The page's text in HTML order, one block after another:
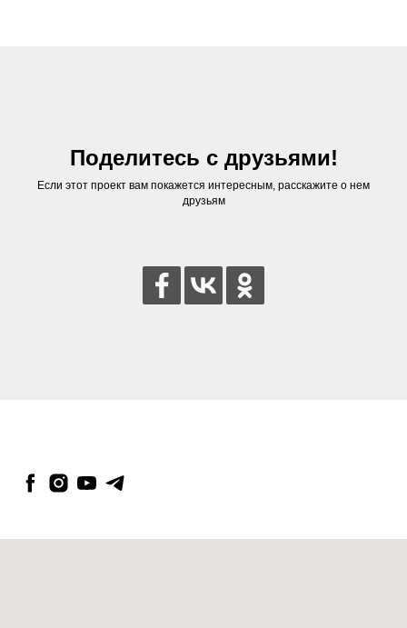
Поделитесь с друзьями!
Если этот проект вам покажется интересным, расскажите о нем
друзьям